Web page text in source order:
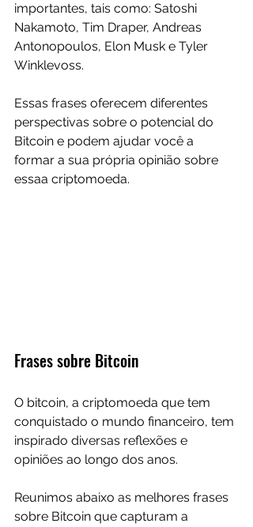
importantes, tais como: Satoshi
Nakamoto, Tim Draper, Andreas
Antonopoulos, Elon Musk e Tyler
Winklevoss.
Essas frases oferecem diferentes
perspectivas sobre o potencial do
Bitcoin e podem ajudar você a
formar a sua própria opinião sobre
essaa criptomoeda.
Frases sobre Bitcoin
O bitcoin, a criptomoeda que tem
conquistado o mundo financeiro, tem
inspirado diversas reflexões e
opiniões ao longo dos anos.
Reunimos abaixo as melhores frases
sobre Bitcoin que capturam a